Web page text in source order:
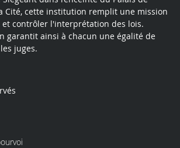
Cité, cette institution remplit une mission
contrôler l'interprétation des lois.
garantit ainsi à chacun une égalité de
juges.